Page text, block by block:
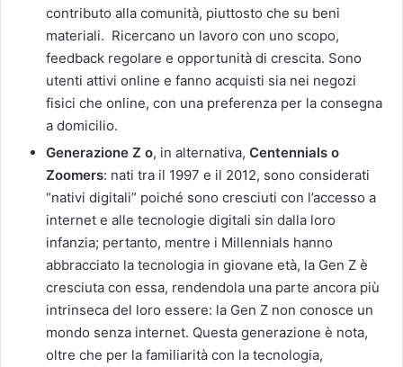
contributo alla comunità, piuttosto che su beni
materiali. Ricercano un lavoro con uno scopo,
feedback regolare e opportunità di crescita. Sono
utenti attivi online e fanno acquisti sia nei negozi
fisici che online, con una preferenza per la consegna
a domicilio.
Generazione Z o, in alternativa, Centennials o
Zoomers: nati tra il 1997 e il 2012, sono considerati
“nativi digitali” poiché sono cresciuti con l’accesso a
internet e alle tecnologie digitali sin dalla loro
infanzia; pertanto, mentre i Millennials hanno
abbracciato la tecnologia in giovane età, la Gen Z è
cresciuta con essa, rendendola una parte ancora più
intrinseca del loro essere: la Gen Z non conosce un
mondo senza internet. Questa generazione è nota,
oltre che per la familiarità con la tecnologia,